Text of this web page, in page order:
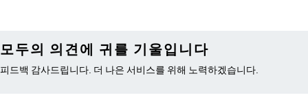
모두의 의견에 귀를 기울입니다
피드백 감사드립니다. 더 나은 서비스를 위해 노력하겠습니다.